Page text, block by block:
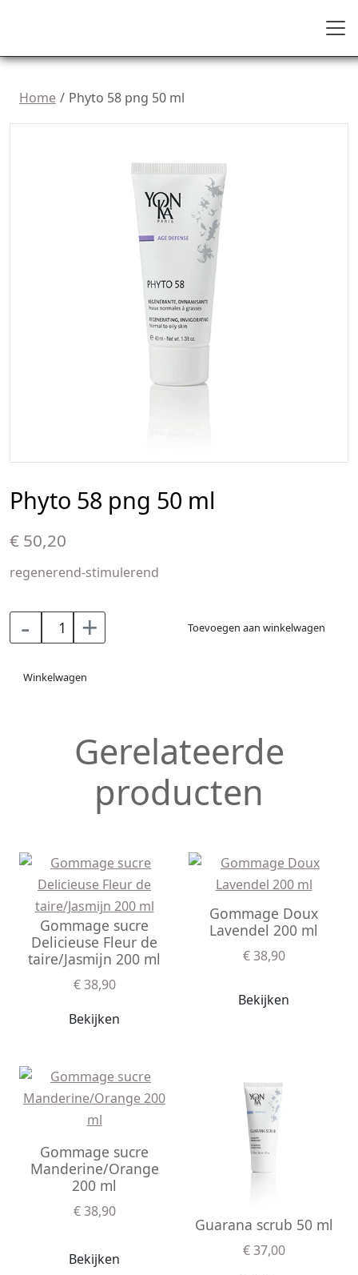
Home Phyto 58 png 50 ml
Phyto 58 png 50 ml
€ 50,20
regenerend-stimulerend
- + Toevoegen aan winkelwagen
Winkelwagen
Gerelateerde
producten
Gommage sucre
Delicieuse Fleur de
taire/Jasmijn 200 ml
€ 38,90
Bekijken
Gommage Doux
Lavendel 200 ml
€ 38,90
Bekijken
Gommage sucre
Manderine/Orange
200 ml
€ 38,90
Bekijken
Guarana scrub 50 ml
€ 37,00